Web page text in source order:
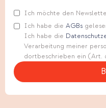
Ich möchte den
Ich habe die AGBs
Ich habe die
Verarbeitung meiner
dortbeschrieben ein (Art.